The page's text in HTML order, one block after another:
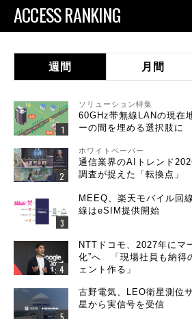
ACCESS RANKING
週間 月間
ソリューション特集
60GHz帯無線LANの現
ーの間を埋める選択肢に
ホワイトペーパー
通信業界のAIトレンド
調査が捉えた「転換点」
MEEQ、楽天モバイル回
線はeSIM提供開始
NTTドコモ、2027年にマ
化”へ 「現場社員も納得
ェント作る」
古野電気、LEO衛星測位
星から実信号を受信